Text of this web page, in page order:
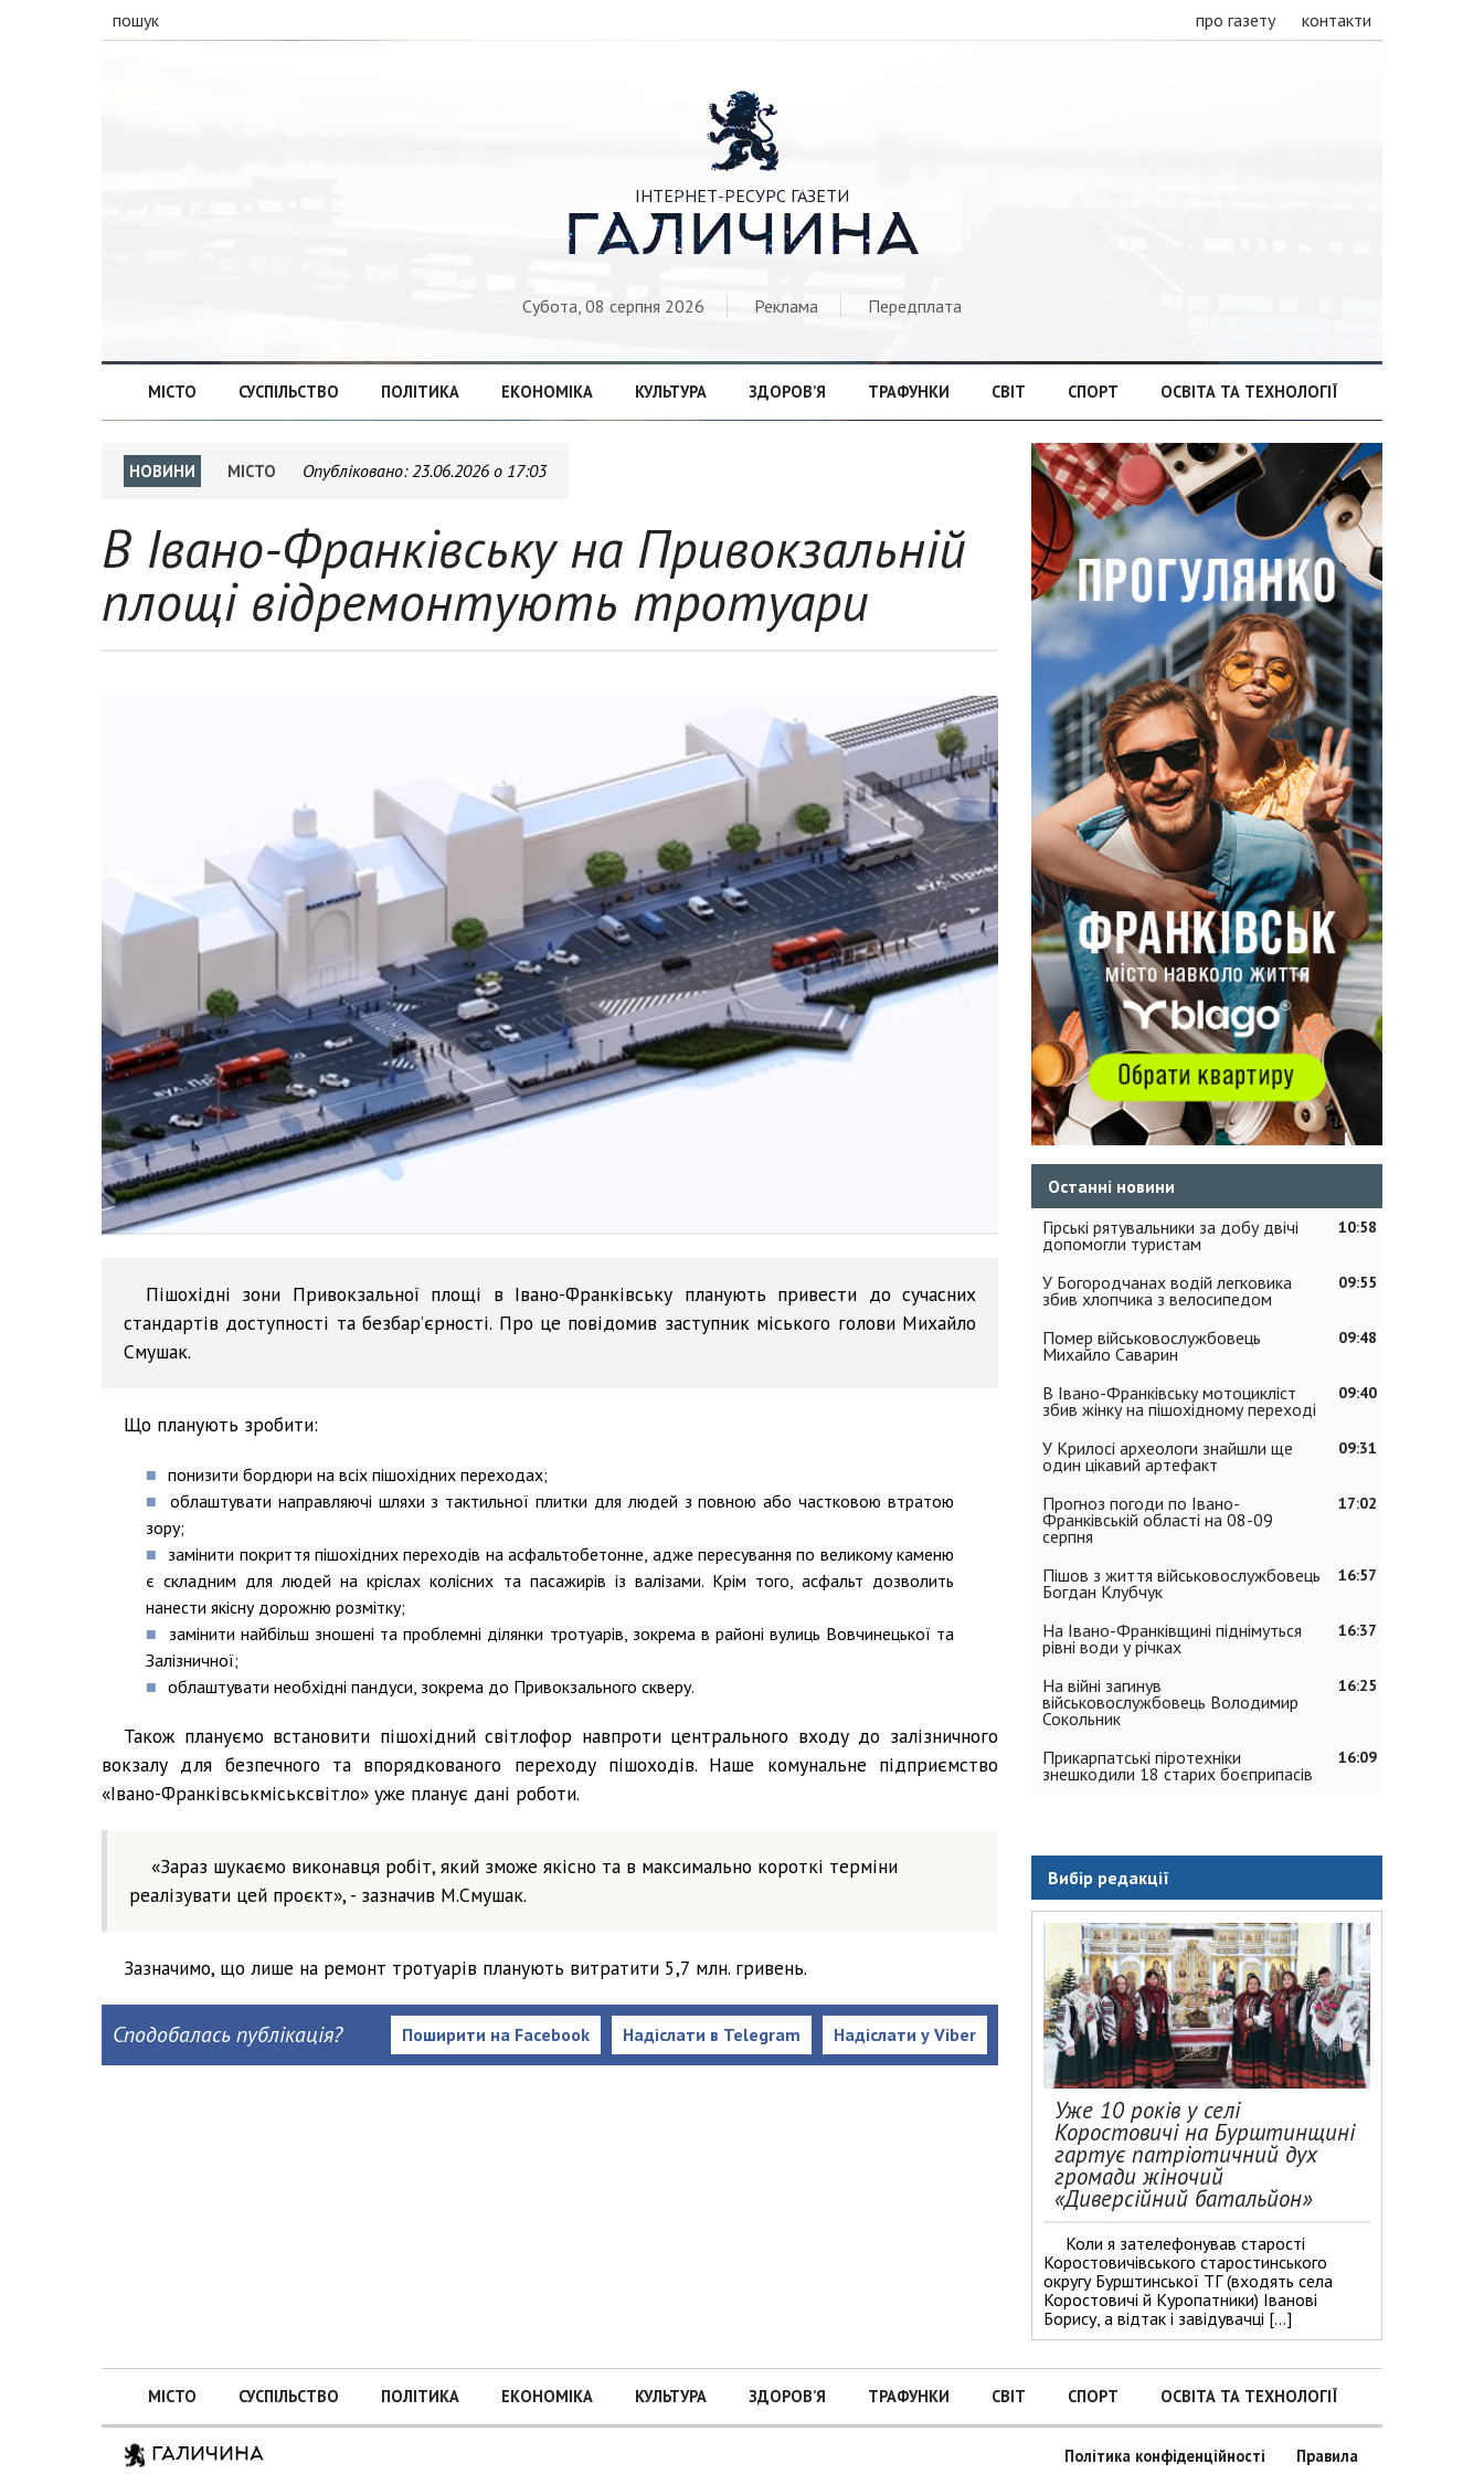
пошук про газету контакти

ІНТЕРНЕТ-РЕСУРС ГАЗЕТИ
ГАЛИЧИНА
Субота, 08 серпня 2026 Реклама Передплата
МІСТО СУСПІЛЬСТВО ПОЛІТИКА ЕКОНОМІКА КУЛЬТУРА ЗДОРОВ’Я ТРАФУНКИ СВІТ СПОРТ ОСВІТА ТА ТЕХНОЛОГІЇ
НОВИНИ МІСТО Опубліковано:23.06.2026 о 17:03
В Івано-Франківську на Привокзальній
площі відремонтують тротуари
Пішохідні зони Привокзальної площі в Івано-Франківську планують привести до сучасних
стандартів доступності та безбар’єрності. Про це повідомив заступник міського голови Михайло
Смушак.
Що планують зробити:
понизити бордюри на всіх пішохідних переходах;
облаштувати направляючі шляхи з тактильної плитки для людей з повною або частковою втратою
зору;
замінити покриття пішохідних переходів на асфальтобетонне, адже пересування по великому каменю
є складним для людей на кріслах колісних та пасажирів із валізами. Крім того, асфальт дозволить
нанести якісну дорожню розмітку;
замінити найбільш зношені та проблемні ділянки тротуарів, зокрема в районі вулиць Вовчинецької та
Залізничної;
облаштувати необхідні пандуси, зокрема до Привокзального скверу.
Також плануємо встановити пішохідний світлофор навпроти центрального входу до залізничного
вокзалу для безпечного та впорядкованого переходу пішоходів. Наше комунальне підприємство
«Івано-Франківськміськсвітло» уже планує дані роботи.
«Зараз шукаємо виконавця робіт, який зможе якісно та в максимально короткі терміни
реалізувати цей проєкт», - зазначив М.Смушак.
Зазначимо, що лише на ремонт тротуарів планують витратити 5,7 млн. гривень.
Сподобалась публікація? Надіслати у Viber
Надіслати в Telegram
Поширити на Facebook
Останні новини
10:58
Гірські рятувальники за добу двічі
допомогли туристам
09:55
У Богородчанах водій легковика
збив хлопчика з велосипедом
09:48
Помер військовослужбовець
Михайло Саварин
09:40
В Івано-Франківську мотоцикліст
збив жінку на пішохідному переході
09:31
У Крилосі археологи знайшли ще
один цікавий артефакт
17:02
Прогноз погоди по Івано-
Франківській області на 08-09
серпня
16:57
Пішов з життя військовослужбовець
Богдан Клубчук
16:37
На Івано-Франківщині піднімуться
рівні води у річках
16:25
На війні загинув
військовослужбовець Володимир
Сокольник
16:09
Прикарпатські піротехніки
знешкодили 18 старих боєприпасів
Вибір редакції
Уже 10 років у селі
Коростовичі на Бурштинщині
гартує патріотичний дух
громади жіночий
«Диверсійний батальйон»
Коли я зателефонував старості
Коростовичівського старостинського
округу Бурштинської ТГ (входять села
Коростовичі й Куропатники) Іванові
Борису, а відтак і завідувачці […]
МІСТО СУСПІЛЬСТВО ПОЛІТИКА ЕКОНОМІКА КУЛЬТУРА ЗДОРОВ’Я ТРАФУНКИ СВІТ СПОРТ ОСВІТА ТА ТЕХНОЛОГІЇ
ГАЛИЧИНА Політика конфіденційності Правила